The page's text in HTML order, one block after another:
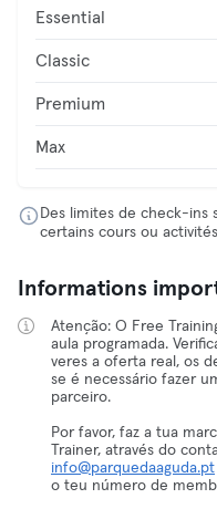
Essential
Classic
Premium
Max
Des limites de check-ins
certains cours ou
Informations
Atenção: O Free
aula programada.
veres a oferta real, os
se é necessário fazer
parceiro.
Por favor, faz a tua
Trainer, através do
info@parquedaaguda.pt
o teu número de